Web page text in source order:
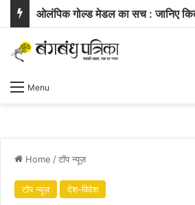
Menu
Home /टॉप न्यूज़
टॉप न्यूज़ देश-विदेश